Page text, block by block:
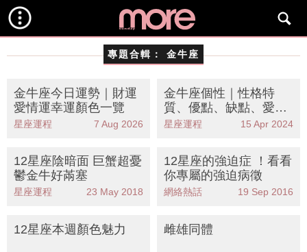
專題合輯： 金牛座
金牛座今日運勢｜財運
愛情運幸運顏色一覽
星座運程 7 Aug 2026
金牛座個性｜性格特
質、優點、缺點、愛情
觀/感情觀、月份日期
星座運程 15 Apr 2024
12星座陰暗面 巨蟹超憂
鬱金牛好㒼塞
星座運程 23 May 2018
12星座的強迫症 ！看看
你專屬的強迫病徵
網絡熱話 19 Sep 2016
12星座本週顏色魅力 雌雄同體